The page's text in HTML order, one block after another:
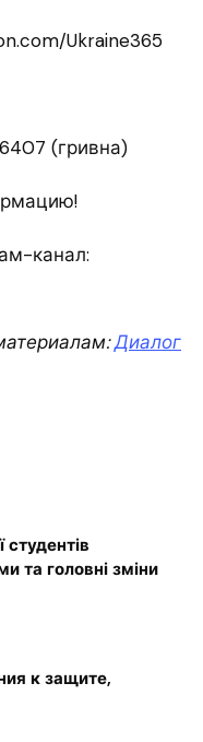
Ukraine365
(гривна)
канал:
Диалог
студентів
та головні зміни
к защите,